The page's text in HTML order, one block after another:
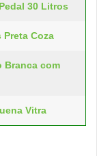
30 Litros
Preta Coza
Branca com
Vitra